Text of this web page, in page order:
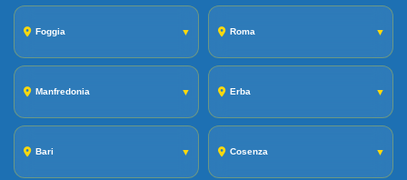
Foggia ▼ Roma ▼
Manfredonia ▼ Erba ▼
Bari ▼ Cosenza ▼